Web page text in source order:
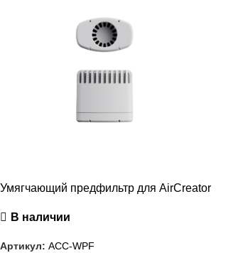
Умягчающий предфильтр для AirCreator
В наличии
Артикул: ACC-WPF